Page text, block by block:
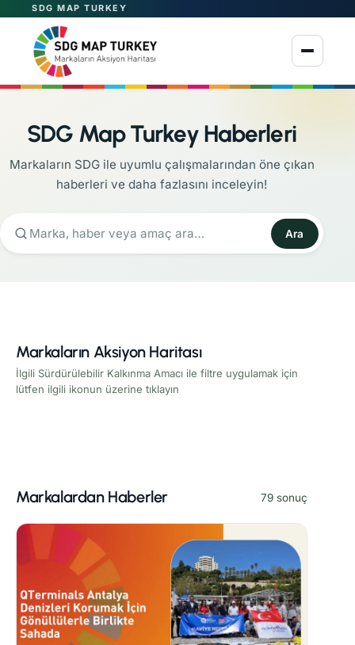
SDG MAP TURKEY
Menüyü aç
SDG Map Turkey Haberleri
Markaların SDG ile uyumlu çalışmalarından öne çıkan
haberleri ve daha fazlasını inceleyin!
Ara
Markaların Aksiyon Haritası
İlgili Sürdürülebilir Kalkınma Amacı ile filtre uygulamak için
lütfen ilgili ikonun üzerine tıklayın
Markalardan Haberler 79 sonuç